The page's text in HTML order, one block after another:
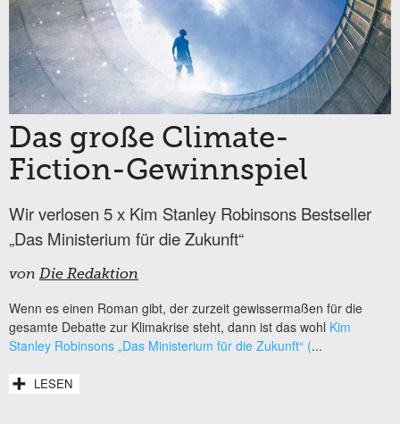
Das große Climate-
Fiction-Gewinnspiel
Wir verlosen 5 x Kim Stanley Robinsons Bestseller
„Das Ministerium für die Zukunft“
von Die Redaktion
Wenn es einen Roman gibt, der zurzeit gewissermaßen für die
gesamte Debatte zur Klimakrise steht, dann ist das wohl Kim
Stanley Robinsons „Das Ministerium für die Zukunft“ (...
LESEN